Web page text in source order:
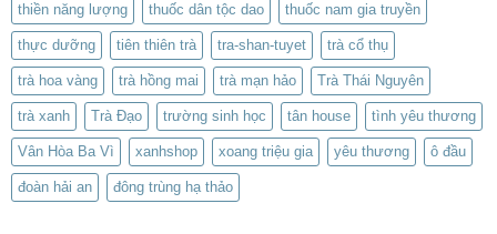
thiền năng lượng thuốc dân tộc dao thuốc nam gia truyền
thực dưỡng tiên thiên trà tra-shan-tuyet trà cổ thụ
trà hoa vàng trà hồng mai trà mạn hảo Trà Thái Nguyên
trà xanh Trà Đạo trường sinh học tân house tình yêu thương
Vân Hòa Ba Vì xanhshop xoang triệu gia yêu thương ô đầu
đoàn hải an đông trùng hạ thảo